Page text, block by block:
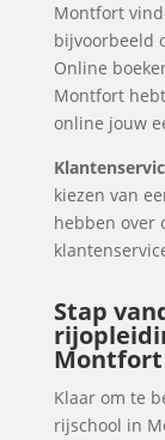
Montfort
bijvoorbeeld
Online
Montfort
online jouw
kiezen van
hebben over
Stap
Montfort
Klaar om te
rijschool in